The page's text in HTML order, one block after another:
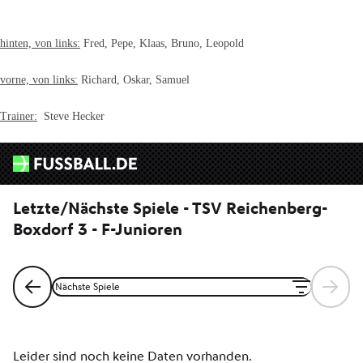
hinten, von links: Fred, Pepe, Klaas, Bruno, Leopold
vorne, von links: Richard, Oskar, Samuel
Trainer: Steve Hecker